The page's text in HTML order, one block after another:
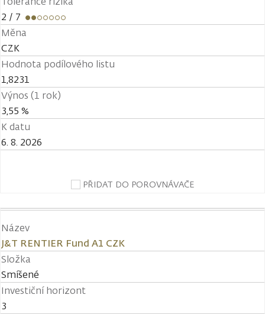
2 / 7
Měna
CZK
Hodnota podílového listu
1,8231
Výnos (1 rok)
3,55 %
K datu
6. 8. 2026
PŘIDAT DO POROVNÁVAČE
Název
J&T RENTIER Fund A1 CZK
Složka
Smíšené
Investiční horizont
3